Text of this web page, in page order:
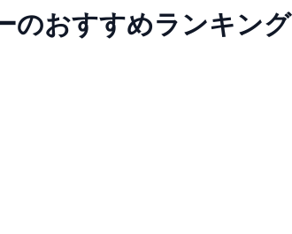
のおすすめランキング